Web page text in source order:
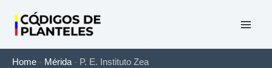
contenido
Home - Mérida - P. E. Instituto Zea